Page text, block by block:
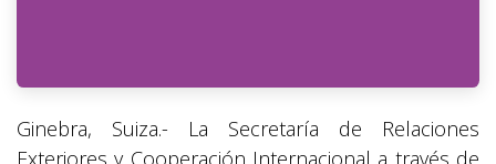
Ginebra, Suiza.- La Secretaría de Relaciones
Exteriores y Cooperación Internacional a través de